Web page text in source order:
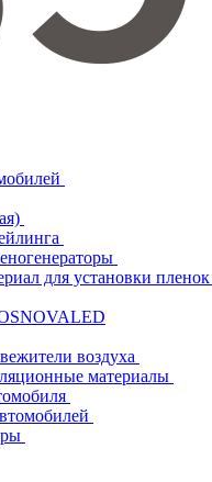
для установки пленок
воздуха
материалы